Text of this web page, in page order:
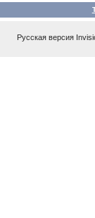
Русская версия